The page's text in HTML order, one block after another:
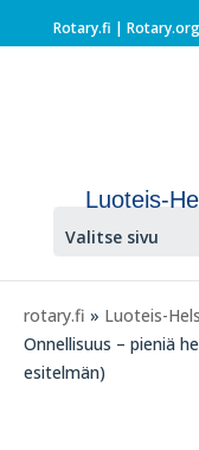
Rotary.fi | Rotary.org
Luoteis-
Valitse sivu
rotary.fi » Luoteis-
Onnellisuus – pieniä
esitelmän)